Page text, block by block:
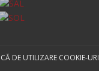
DE UTILIZARE COOKIE-URI